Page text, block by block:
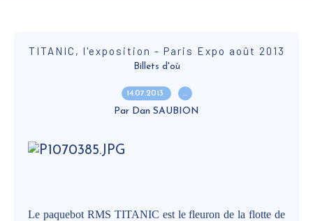
TITANIC, l'exposition - Paris Expo août 2013
Billets d'où
14.07.2013 …
Par Dan SAUBION
Le paquebot RMS TITANIC est le fleuron de la flotte de